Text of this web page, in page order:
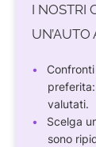
I NOSTRI
UN’AUTO
preferita:
valutati.
Scelga
sono